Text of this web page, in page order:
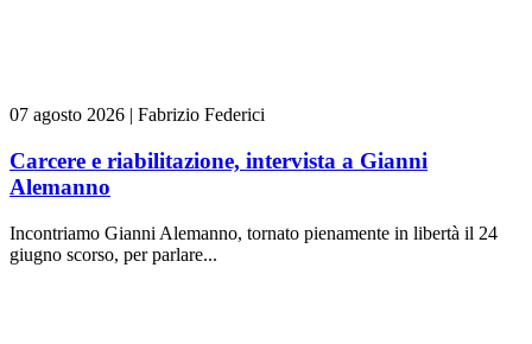
07 agosto 2026 | Fabrizio Federici
Carcere e riabilitazione, intervista a Gianni
Alemanno
Incontriamo Gianni Alemanno, tornato pienamente in libertà il 24
giugno scorso, per parlare...